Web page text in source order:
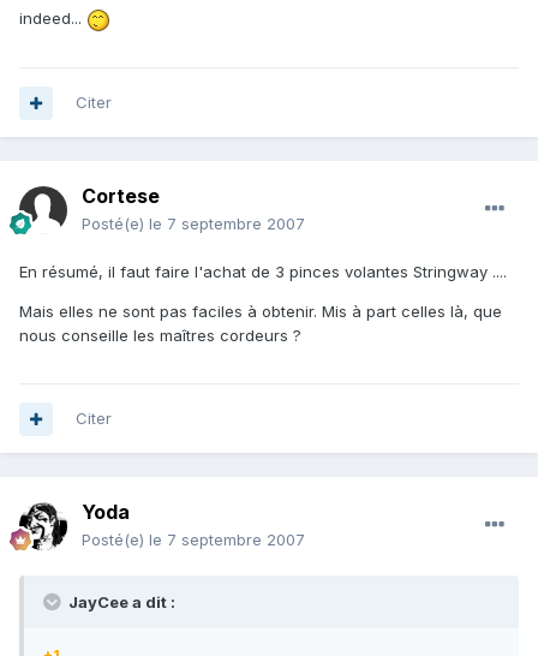
indeed...
Citer
Cortese
Posté(e) le 7 septembre 2007
En résumé, il faut faire l'achat de 3 pinces volantes Stringway ....
Mais elles ne sont pas faciles à obtenir. Mis à part celles là, que
nous conseille les maîtres cordeurs ?
Citer
Yoda
Posté(e) le 7 septembre 2007
JayCee a dit :